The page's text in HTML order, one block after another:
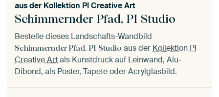
Schimmernder Pfad, PI Studio
aus der Kollektion PI Creative Art
Bestelle dieses Landschafts-Wandbild
Schimmernder Pfad, PI Studio aus derKollektion PI
Creative Artals Kunstdruck auf Leinwand, Alu-
Dibond, als Poster, Tapete oder Acrylglasbild.